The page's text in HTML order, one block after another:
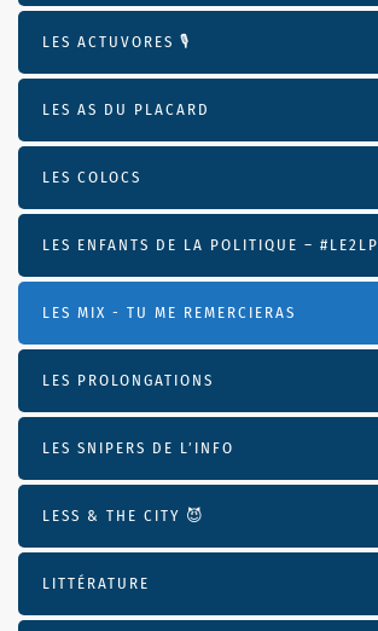
LES ACTUVORES 🎙
LES AS DU PLACARD
LES COLOCS
LES ENFANTS DE LA POLITIQUE – #LE2LP
LES MIX - TU ME REMERCIERAS
LES PROLONGATIONS
LES SNIPERS DE L’INFO
LESS & THE CITY 😈
LITTÉRATURE